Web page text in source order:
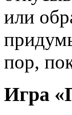
или
пор,
Игра